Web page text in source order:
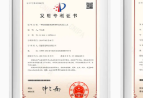
U、PVDF、PPH、FRPP などの
い種類と仕様を備えています。
フライバルブは直径 DN1000 に
き、パイプと継手は最大 DN800
ため、市場のギャップに対処し
を維持できます。